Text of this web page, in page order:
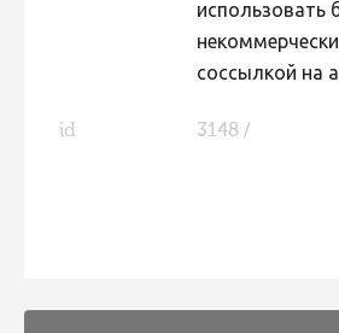
Фотоконкурс 2010
Фотоконкурс 2009
Фотоконкурс 2008
использовать
соссылкой на
id 3148 /